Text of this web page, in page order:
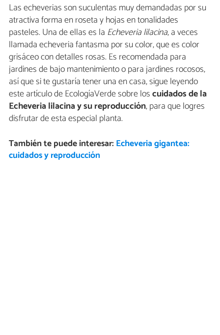
Las echeverias son suculentas muy demandadas por su
atractiva forma en roseta y hojas en tonalidades
pasteles. Una de ellas es la Echeveria lilacina, a veces
llamada echeveria fantasma por su color, que es color
grisáceo con detalles rosas. Es recomendada para
jardines de bajo mantenimiento o para jardines rocosos,
así que si te gustaría tener una en casa, sigue leyendo
este artículo de EcologíaVerde sobre loscuidados de la
Echeveria lilacina y su reproducción, para que logres
disfrutar de esta especial planta.
También te puede interesar: Echeveria gigantea:
cuidados y reproducción